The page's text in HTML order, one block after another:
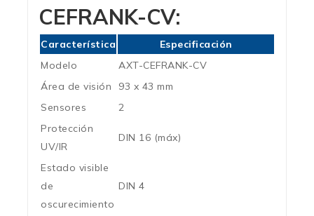
CEFRANK-CV:
Característica
Especificación
Modelo
AXT-CEFRANK-CV
Área de visión
93 x 43 mm
Sensores
2
Protección
UV/IR
DIN 16 (máx)
Estado visible
de
oscurecimiento
DIN 4